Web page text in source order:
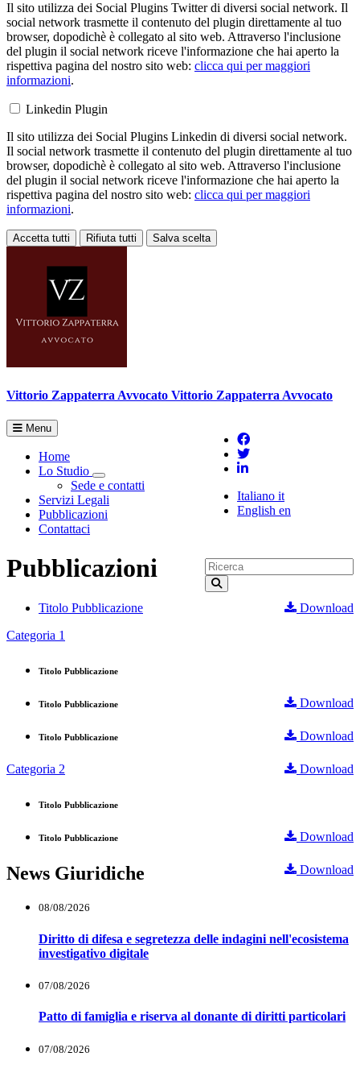
Il sito utilizza dei Social Plugins Twitter di diversi social network. Il
social network trasmette il contenuto del plugin direttamente al tuo
browser, dopodichè è collegato al sito web. Attraverso l'inclusione
del plugin il social network riceve l'informazione che hai aperto la
rispettiva pagina del nostro sito web: clicca qui per maggiori
informazioni.
Linkedin Plugin
Il sito utilizza dei Social Plugins Linkedin di diversi social network.
Il social network trasmette il contenuto del plugin direttamente al tuo
browser, dopodichè è collegato al sito web. Attraverso l'inclusione
del plugin il social network riceve l'informazione che hai aperto la
rispettiva pagina del nostro sito web: clicca qui per maggiori
informazioni.
Accetta tutti Rifiuta tutti Salva scelta
Vittorio Zappaterra Avvocato Vittorio Zappaterra Avvocato
Italiano it
English en
Menu
Home
Lo Studio
Toggle Dropdown
Sede e contatti
Servizi Legali
Pubblicazioni
Contattaci
Pubblicazioni
Titolo Pubblicazione
Download
Categoria 1
Titolo Pubblicazione
Download
Titolo Pubblicazione
Download
Titolo Pubblicazione
Download
Categoria 2
Titolo Pubblicazione
Download
Titolo Pubblicazione
Download
News Giuridiche
08/08/2026
Diritto di difesa e segretezza delle indagini nell'ecosistema
investigativo digitale
07/08/2026
Patto di famiglia e riserva al donante di diritti particolari
07/08/2026